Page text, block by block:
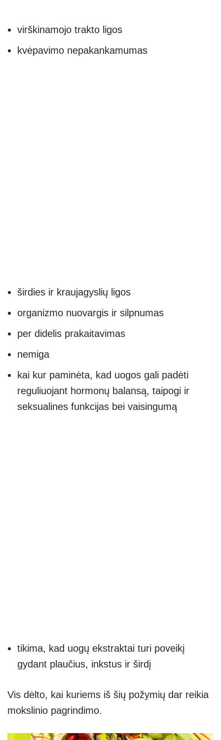
virškinamojo trakto ligos
kvėpavimo nepakankamumas
širdies ir kraujagyslių ligos
organizmo nuovargis ir silpnumas
per didelis prakaitavimas
nemiga
kai kur paminėta, kad uogos gali padėti
reguliuojant hormonų balansą, taipogi ir
seksualines funkcijas bei vaisingumą
tikima, kad uogų ekstraktai turi poveikį
gydant plaučius, inkstus ir širdį
Vis dėlto, kai kuriems iš šių požymių dar reikia
mokslinio pagrindimo.